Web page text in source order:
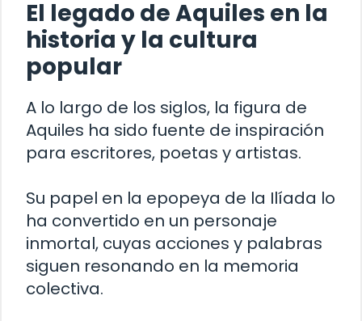
El legado de Aquiles en la
historia y la cultura
popular
A lo largo de los siglos, la figura de
Aquiles ha sido fuente de inspiración
para escritores, poetas y artistas.
Su papel en la epopeya de la Ilíada lo
ha convertido en un personaje
inmortal, cuyas acciones y palabras
siguen resonando en la memoria
colectiva.